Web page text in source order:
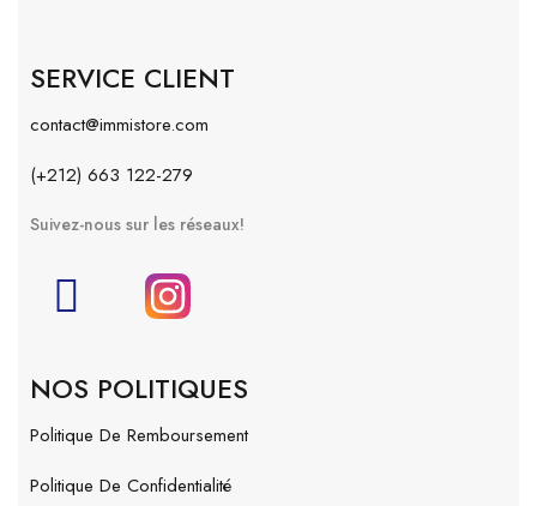
SERVICE CLIENT
contact@immistore.com
(+212) 663 122-279
Suivez-nous sur les réseaux!
NOS POLITIQUES
Politique De Remboursement
Politique De Confidentialité